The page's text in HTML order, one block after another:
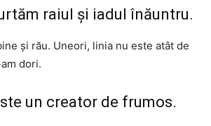
raiul și iadul înăuntru.
și rău. Uneori, linia nu este atât de
dori.
un creator de frumos.